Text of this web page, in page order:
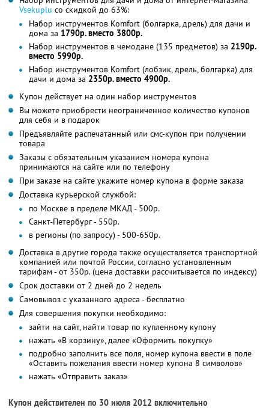
Vsekuplu со скидкой до 63%:
Набор инструментов Komfort (болгарка, дрель) для дачи и
дома за 1790р. вместо 3800р.
Набор инструментов в чемодане (135 предметов) за 2190р.
вместо 5990р.
Набор инструментов Komfort (лобзик, дрель, болгарка) для
дачи и дома за 2350р. вместо 4900р.
Купон действует на один набор инструментов
Вы можете приобрести неограниченное количество купонов
для себя и в подарок
Предъявляйте распечатанный или смс-купон при получении
товара
Заказы с обязательным указанием номера купона
принимаются на сайте или по телефону
При заказе на сайте укажите номер купона в форме заказа
Доставка курьерской службой:
по Москве в пределе МКАД - 500р.
Санкт-Петербург - 550р.
в регионы (по запросу) - 500-650р.
Доставка в другие города также осуществляется транспортной
компанией или почтой России, согласно установленным
тарифам - от 350р. (цена доставки рассчитывается по индексу)
Срок доставки от 2 дней до 2 недель
Самовывоз с указанного адреса - бесплатно
Для совершения покупки необходимо:
зайти на сайт, найти товар по купленному купону
нажать «В корзину», далее «Оформить покупку»
подробно заполнить все поля, номер купона ввести в поле
«Оставить пожелания ввести номер купона 8 символов»
нажать «Отправить заказ»
Купон действителен по 30 июля 2012 включительно